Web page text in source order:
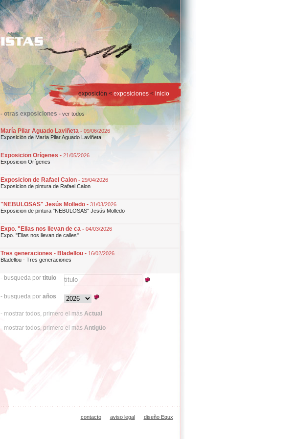
exposición < exposiciones< inicio
- otras exposiciones - ver todos
María Pilar Aguado Laviñeta - 09/06/2026
Exposición de María Pilar Aguado Laviñeta
Exposicion Orígenes - 21/05/2026
Exposicion Orígenes
Exposicion de Rafael Calon - 29/04/2026
Exposicion de pintura de Rafael Calon
"NEBULOSAS" Jesús Molledo - 31/03/2026
Exposicion de pintura "NEBULOSAS" Jesús Molledo
Expo. "Ellas nos llevan de ca - 04/03/2026
Expo. "Ellas nos llevan de calles"
Tres generaciones - Bladellou - 16/02/2026
Bladellou - Tres generaciones
- busqueda por titulo
- busqueda por años
- mostrar todos, primero el más Actual
- mostrar todos, primero el más Antigüo
contacto aviso legal diseño Equx